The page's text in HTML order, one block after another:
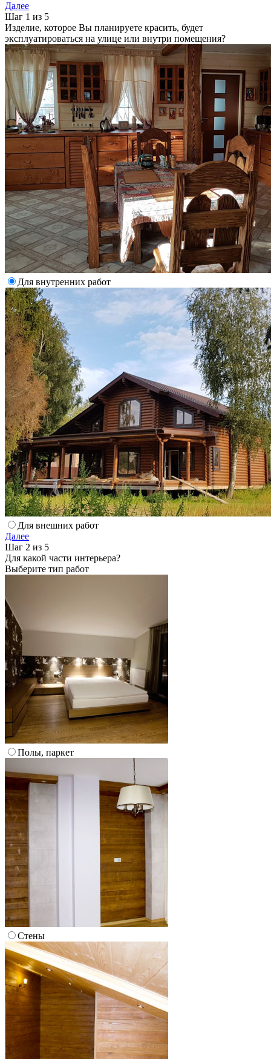
Далее
Шаг 1 из 5
Изделие, которое Вы планируете красить, будет
эксплуатироваться на улице или внутри помещения?
Для внутренних работ
Для внешних работ
Далее
Шаг 2 из 5
Для какой части интерьера?
Выберите тип работ
Полы, паркет
Стены